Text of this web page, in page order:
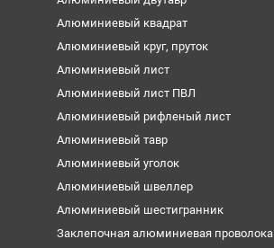
Алюминиевый квадрат
Алюминиевый круг, пруток
Алюминиевый лист
Алюминиевый лист ПВЛ
Алюминиевый рифленый лист
Алюминиевый тавр
Алюминиевый уголок
Алюминиевый швеллер
Алюминиевый шестигранник
Заклепочная алюминиевая проволока